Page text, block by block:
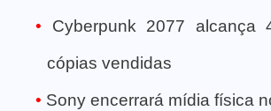
Cyberpunk 2077 alcança
cópias vendidas
Sony encerrará mídia física